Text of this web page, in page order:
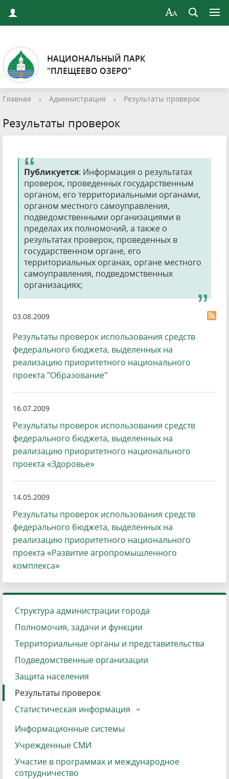
НАЦИОНАЛЬНЫЙ ПАРК
"ПЛЕЩЕЕВО ОЗЕРО"
Главная › Администрация › Результаты проверок
Результаты проверок
Публикуется: Информация о результатах
проверок, проведенных государственным
органом, его территориальными органами,
органом местного самоуправления,
подведомственными организациями в
пределах их полномочий, а также о
результатах проверок, проведенных в
государственном органе, его
территориальных органах, органе местного
самоуправления, подведомственных
организациях;
03.08.2009
Результаты проверок использования средств
федерального бюджета, выделенных на
реализацию приоритетного национального
проекта "Образование"
16.07.2009
Результаты проверок использования средств
федерального бюджета, выделенных на
реализацию приоритетного национального
проекта «Здоровье»
14.05.2009
Результаты проверок использования средств
федерального бюджета, выделенных на
реализацию приоритетного национального
проекта «Развитие агропромышленного
комплекса»
Структура администрации города
Полномочия, задачи и функции
Территориальные органы и представительства
Подведомственные организации
Защита населения
Результаты проверок
Статистическая информация
Информационные системы
Учрежденные СМИ
Участие в программах и международное
сотрудничество